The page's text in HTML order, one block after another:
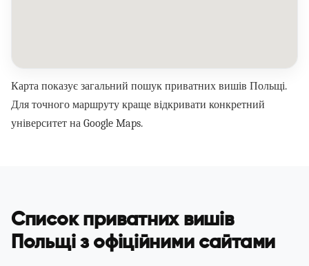
Карта показує загальний пошук приватних вишів Польщі.
Для точного маршруту краще відкривати конкретний
університет на Google Maps.
Список приватних вишів
Польщі з офіційними сайтами